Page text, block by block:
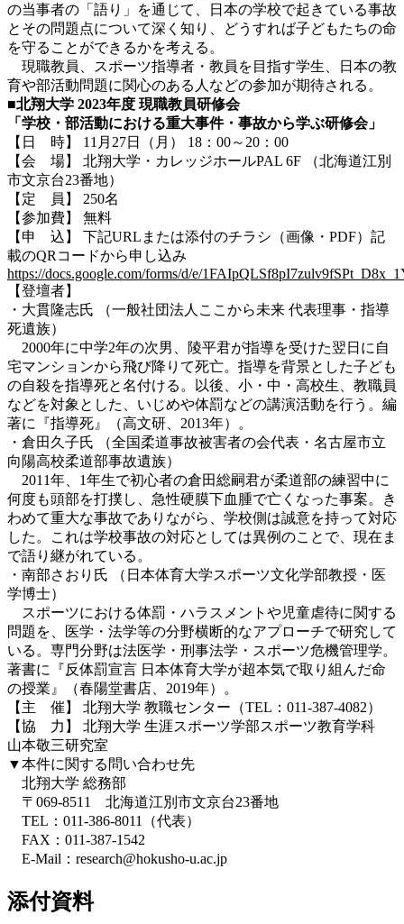
の当事者の「語り」を通じて、日本の学校で起きている事故
とその問題点について深く知り、どうすれば子どもたちの命
を守ることができるかを考える。
現職教員、スポーツ指導者・教員を目指す学生、日本の教
育や部活動問題に関心のある人などの参加が期待される。
■北翔大学 2023年度 現職教員研修会
「学校・部活動における重大事件・事故から学ぶ研修会」
【日 時】 11月27日（月） 18：00～20：00
【会 場】 北翔大学・カレッジホールPAL 6F （北海道江別
市文京台23番地）
【定 員】 250名
【参加費】 無料
【申 込】 下記URLまたは添付のチラシ（画像・PDF）記
載のQRコードから申し込み
https://docs.google.com/forms/d/e/
【登壇者】
・大貫隆志氏 （一般社団法人ここから未来 代表理事・指導
死遺族）
2000年に中学2年の次男、陵平君が指導を受けた翌日に自
宅マンションから飛び降りて死亡。指導を背景とした子ども
の自殺を指導死と名付ける。以後、小・中・高校生、教職員
などを対象とした、いじめや体罰などの講演活動を行う。編
著に『指導死』（高文研、2013年）。
・倉田久子氏 （全国柔道事故被害者の会代表・名古屋市立
向陽高校柔道部事故遺族）
2011年、1年生で初心者の倉田総嗣君が柔道部の練習中に
何度も頭部を打撲し、急性硬膜下血腫で亡くなった事案。き
わめて重大な事故でありながら、学校側は誠意を持って対応
した。これは学校事故の対応としては異例のことで、現在ま
で語り継がれている。
・南部さおり氏 （日本体育大学スポーツ文化学部教授・医
学博士）
スポーツにおける体罰・ハラスメントや児童虐待に関する
問題を、医学・法学等の分野横断的なアプローチで研究して
いる。専門分野は法医学・刑事法学・スポーツ危機管理学。
著書に『反体罰宣言 日本体育大学が超本気で取り組んだ命
の授業』（春陽堂書店、2019年）。
【主 催】 北翔大学 教職センター（TEL：011-387-4082）
【協 力】 北翔大学 生涯スポーツ学部スポーツ教育学科
山本敬三研究室
▼本件に関する問い合わせ先
北翔大学 総務部
〒069-8511 北海道江別市文京台23番地
TEL：011-386-8011（代表）
FAX：011-387-1542
E-Mail：research@hokusho-u.ac.jp
添付資料